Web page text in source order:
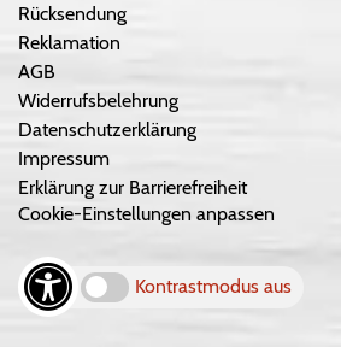
Rücksendung
Reklamation
AGB
Widerrufsbelehrung
Datenschutzerklärung
Impressum
Erklärung zur Barrierefreiheit
Cookie-Einstellungen anpassen
Kontrastmodus aus